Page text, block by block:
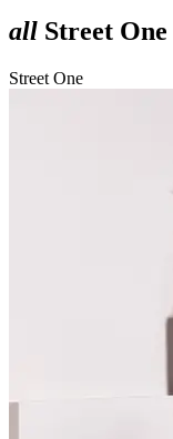
all Street One
Street One